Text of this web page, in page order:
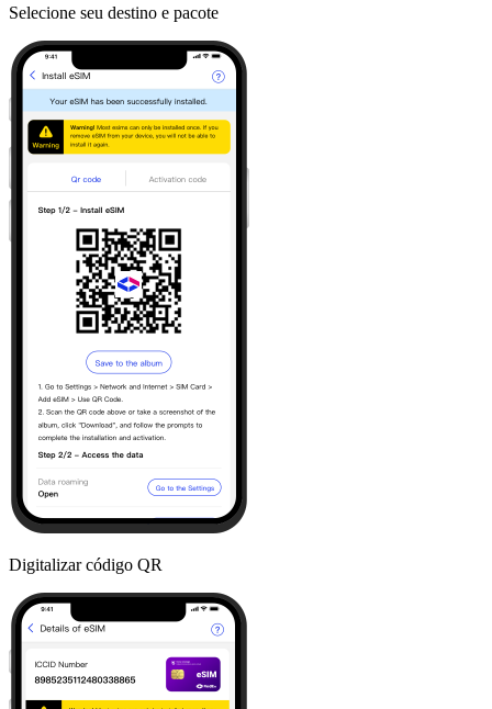
Selecione seu destino e pacote
Digitalizar código QR